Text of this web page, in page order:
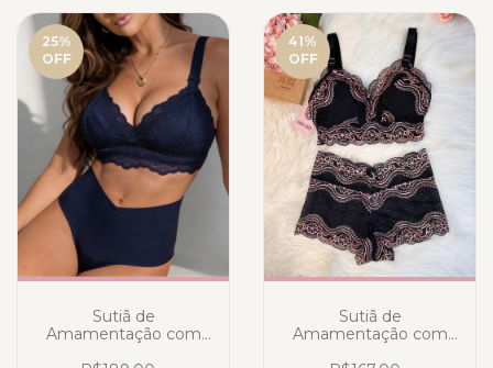
25%
OFF
Sutiã de
Amamentação com
41%
OFF
Sutiã de
Amamentação com